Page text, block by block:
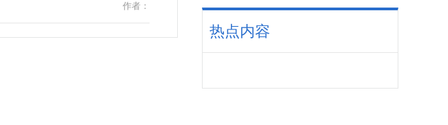
作者：
热点内容